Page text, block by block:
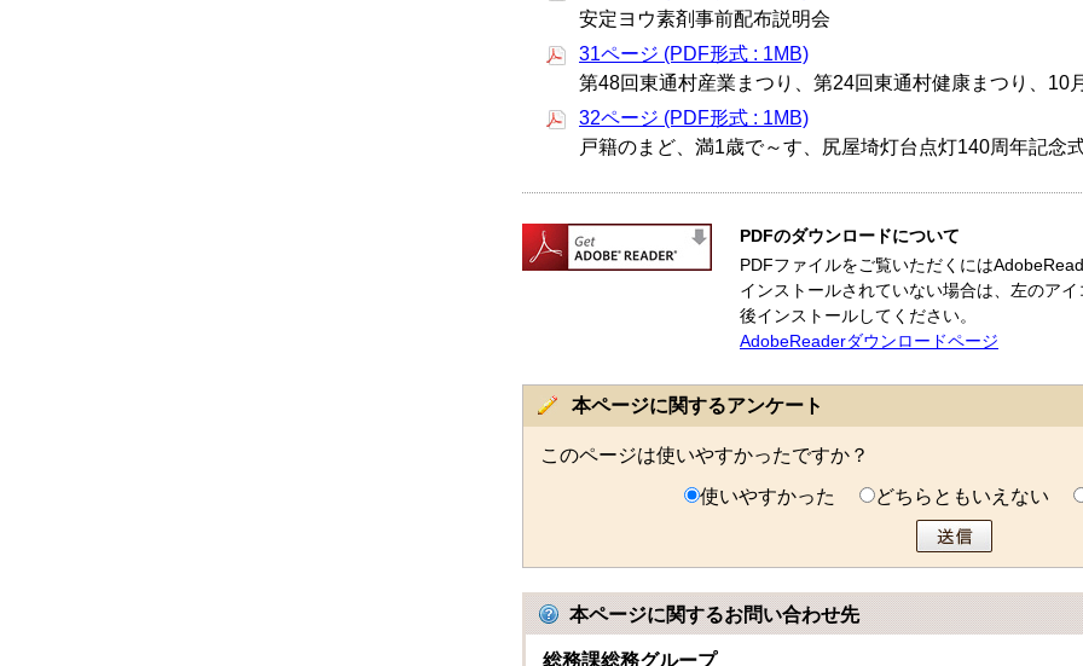
安定ヨウ素剤事前配布説明会
31ページ (PDF形式 : 1MB)
第48回東通村産業まつり、第24回東通村健康まつり、10
32ページ (PDF形式 : 1MB)
戸籍のまど、満1歳で～す、尻屋埼灯台点灯140周年記念
PDFのダウンロードについて
PDFファイルをご覧いただくには
インストールされていない場合は、左のア
後インストールしてください。
AdobeReaderダウンロードページ
本ページに関するアンケート
このページは使いやすかったですか？
使いやすかった
どちらともいえない
本ページに関するお問い合わせ先
総務課総務グループ